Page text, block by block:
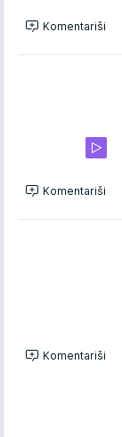
Komentariši
Komentariši
Komentariši